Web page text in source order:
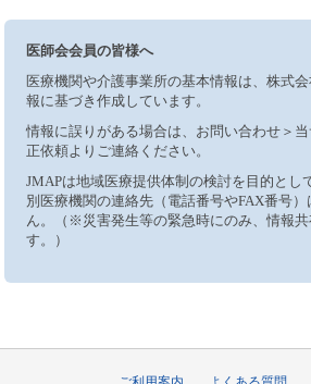
医師会会員の皆様へ
医療機関や介護事業所の基本情報は、株式
報に基づき作成しています。
情報に誤りがある場合は、お問い合わせ＞
正依頼よりご連絡ください。
JMAPは地域医療提供体制の検討を目的とし
別医療機関の連絡先（電話番号やFAX番号
ん。（※災害発生等の緊急時にのみ、情報共
す。）